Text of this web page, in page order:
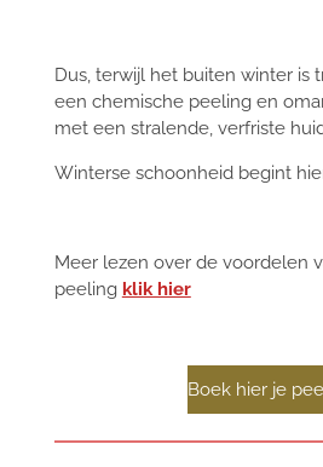
Dus, terwijl het buiten winter is
een chemische peeling en
met een stralende, verfriste
Winterse schoonheid begint
Meer lezen over de voordelen
peeling klik hier
Boek hier je